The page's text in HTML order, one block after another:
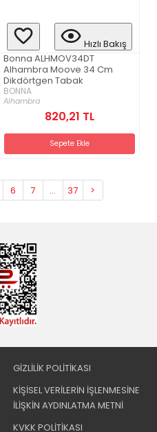
Hızlı Bakış
Bonna ALHMOV34DT
Alhambra Moove 34 Cm
Dikdörtgen Tabak
BONNA
Alhambra
820,21 TL
Sepete Ekle
6 7 ... 37 >
GİZLİLİK POLİTİKASI
KİŞİSEL VERİLERİN İŞLENMESİNE
İLİŞKİN AYDINLATMA METNİ
KVKK POLİTİKASI